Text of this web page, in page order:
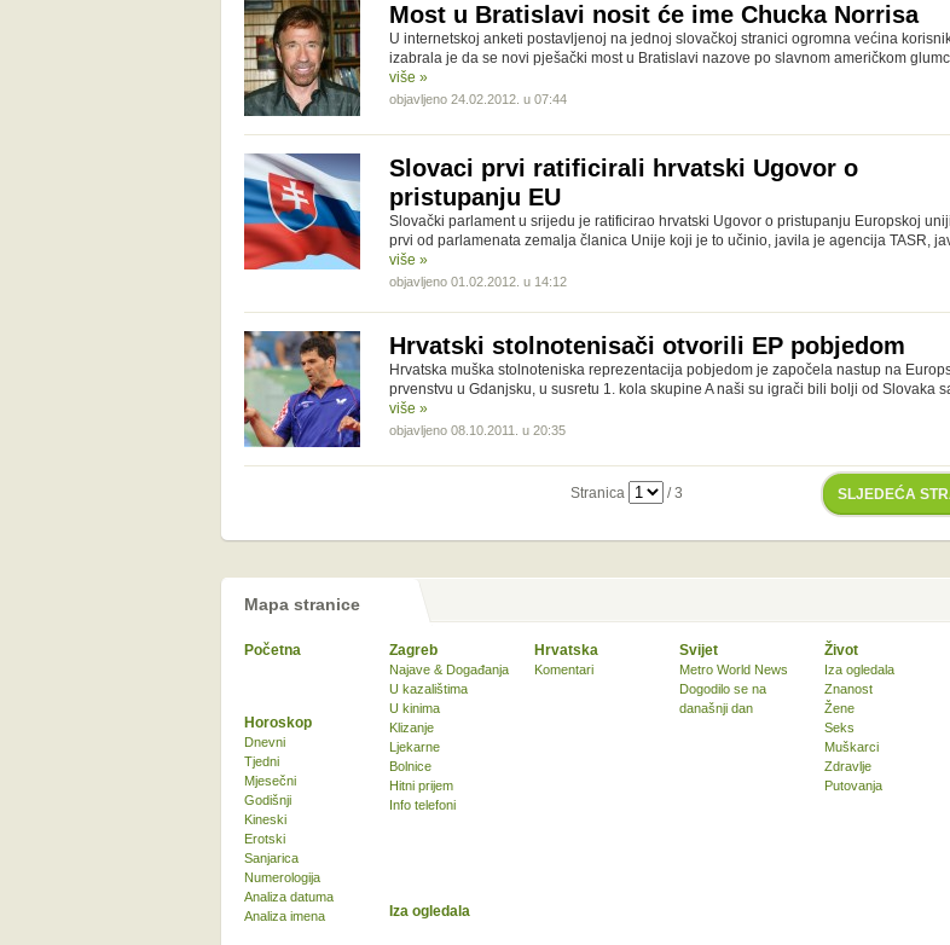
Most u Bratislavi nosit će ime Chucka Norrisa
U internetskoj anketi postavljenoj na jednoj slovačkoj stranici ogromna većina
izabrala je da se novi pješački most u Bratislavi nazove po slavnom američkom
više »
objavljeno 24.02.2012. u 07:44
Slovaci prvi ratificirali hrvatski Ugovor o
pristupanju EU
Slovački parlament u srijedu je ratificirao hrvatski Ugovor o pristupanju Europskoj
prvi od parlamenata zemalja članica Unije koji je to učinio, javila je agencija TASR,
više »
objavljeno 01.02.2012. u 14:12
Hrvatski stolnotenisači otvorili EP pobjedom
Hrvatska muška stolnoteniska reprezentacija pobjedom je započela nastup na
prvenstvu u Gdanjsku, u susretu 1. kola skupine A naši su igrači bili bolji od Slovaka
više »
objavljeno 08.10.2011. u 20:35
SLJEDEĆA
Stranica / 3
Mapa stranice
Početna Zagreb
Najave & Događanja
U kazalištima
U kinima
Klizanje
Ljekarne
Bolnice
Hitni prijem
Info telefoni
Hrvatska
Komentari
Svijet
Metro World News
Dogodilo se na
današnji dan
Život
Iza ogledala
Znanost
Žene
Seks
Muškarci
Zdravlje
Putovanja
Horoskop
Dnevni
Tjedni
Mjesečni
Godišnji
Kineski
Erotski
Sanjarica
Numerologija
Analiza datuma
Analiza imena
Iza ogledala